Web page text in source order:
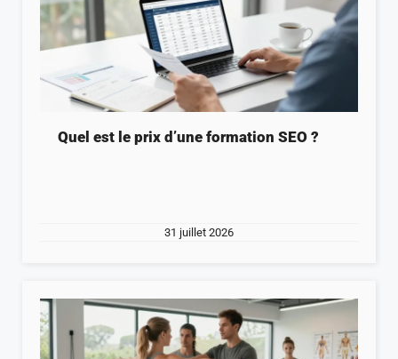
Quel est le prix d’une formation SEO ?
31 juillet 2026